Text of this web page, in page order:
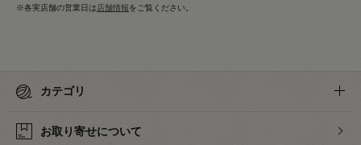
※各実店舗の営業日は 店舗情報をご覧ください。
カテゴリ
お取り寄せについて